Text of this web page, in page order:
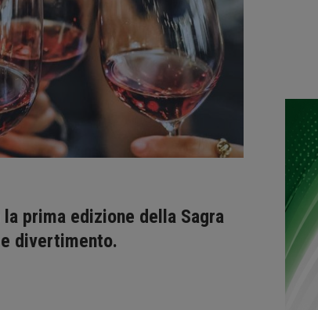
prima edizione della Sagra
divertimento.